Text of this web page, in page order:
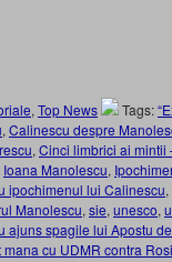
, Top News Tags:
, Calinescu despre
, Cinci limbrici ai mintii
Ioana Manolescu,
ipochimenul lui Calinescu,
Manolescu, sie, unesco,
ajuns spagile lui Apostu
cu UDMR contra